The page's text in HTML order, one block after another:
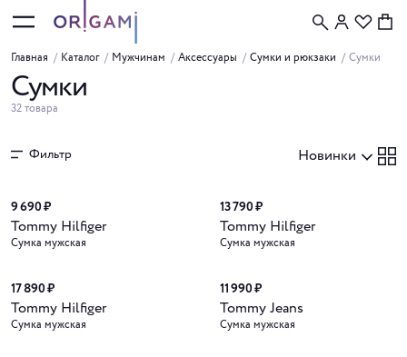
Главная / Каталог / Мужчинам / Аксессуары / Сумки и рюкзаки / Сумки
Сумки
32 товара
Фильтр Новинки
9 690 ₽
Tommy Hilfiger
Сумка мужская
13 790 ₽
Tommy Hilfiger
Сумка мужская
17 890 ₽
Tommy Hilfiger
Сумка мужская
11 990 ₽
Tommy Jeans
Сумка мужская